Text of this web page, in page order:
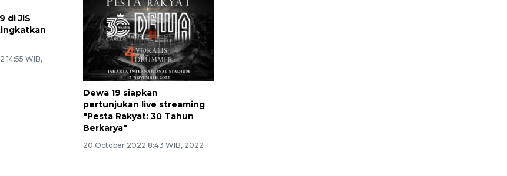
di JIS
14:55 WIB,
Dewa 19 siapkan
pertunjukan live streaming
"Pesta Rakyat: 30 Tahun
Berkarya"
20 October 2022 8:43 WIB, 2022